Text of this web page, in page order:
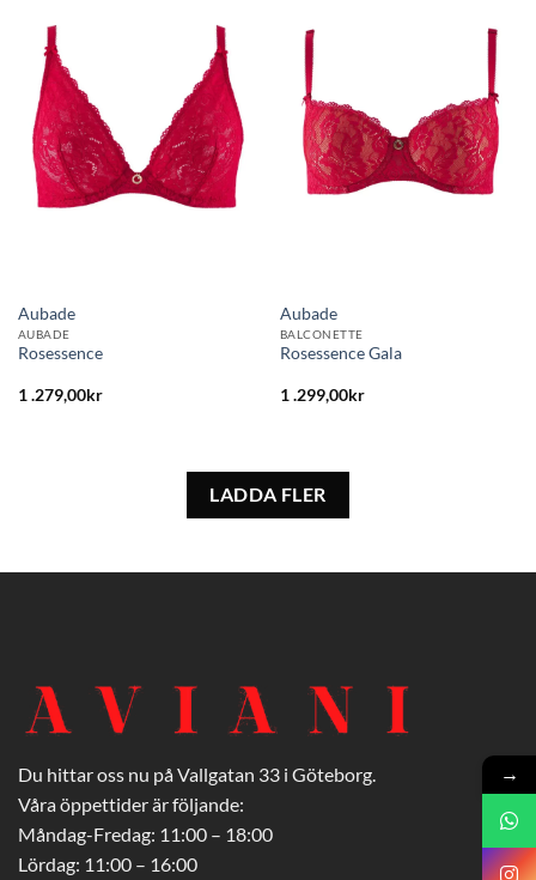
till i
önskelistan
Aubade
AUBADE
Rosessence
1 .279,00kr
önskelistan
Aubade
BALCONETTE
Rosessence Gala
1 .299,00kr
LADDA FLER
Du hittar oss nu på Vallgatan 33 i Göteborg.
Våra öppettider är följande:
Måndag-Fredag: 11:00 – 18:00
Lördag: 11:00 – 16:00
→